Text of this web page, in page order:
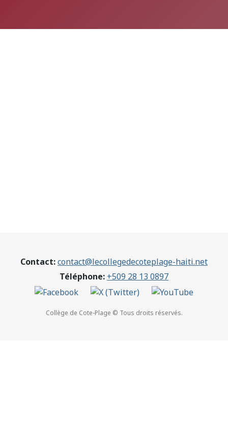
Contact:contact@lecollegedecoteplage-haiti.net
Téléphone: +509 28 13 0897
Collège de Cote-Plage © Tous droits réservés.